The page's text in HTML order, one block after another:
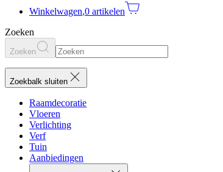
Winkelwagen,0 artikelen
Zoeken
Zoeken
Zoekbalk sluiten
Raamdecoratie
Vloeren
Verlichting
Verf
Tuin
Aanbiedingen